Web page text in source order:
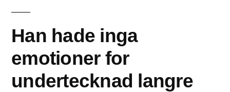
Han hade inga
emotioner for
undertecknad langre